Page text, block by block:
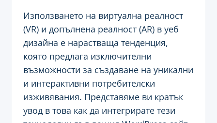
Използването на виртуална реалност
(VR) и допълнена реалност (AR) в уеб
дизайна е нарастваща тенденция,
която предлага изключителни
възможности за създаване на уникални
и интерактивни потребителски
изживявания. Представяме ви кратък
увод в това как да интегрирате тези